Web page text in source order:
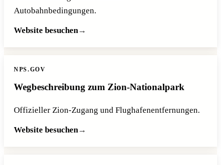
Autobahnbedingungen.
Website besuchen
NPS.GOV
Wegbeschreibung zum Zion-Nationalpark
Offizieller Zion-Zugang und Flughafenentfernungen.
Website besuchen